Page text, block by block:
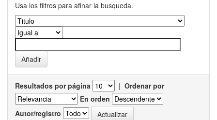
Usa los filtros para afinar la busqueda.
Resultados por página | Ordenar por
En orden
Autor/registro